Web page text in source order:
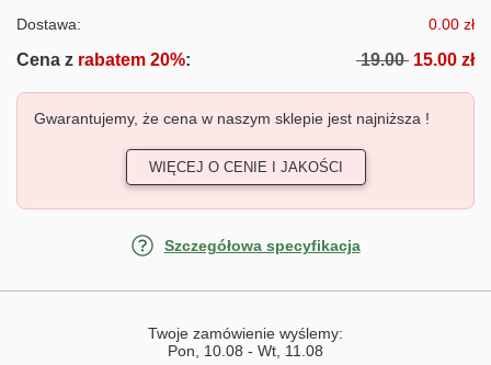
Dostawa: 0.00 zł
Cena z rabatem 20%: 19.00 15.00 zł
Gwarantujemy, że cena w naszym sklepie jest najniższa !
WIĘCEJ O CENIE I JAKOŚCI
Szczegółowa specyfikacja
Twoje zamówienie wyślemy:
Pon, 10.08 - Wt, 11.08